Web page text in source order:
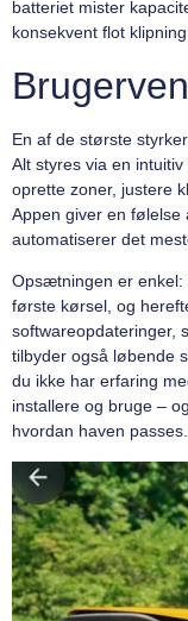
batteriet mister
konsekvent flot
En af de største
Alt styres via en
oprette zoner, justere
Appen giver en følelse
automatiserer det
Opsætningen er
første kørsel, og
softwareopdateringer,
tilbyder også løbende
du ikke har erfaring
installere og bruge –
hvordan haven passes.